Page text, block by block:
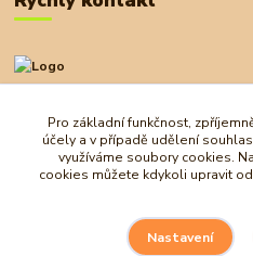
+420 727 972 830
Pro základní funkčnost,
účely a v případě udělení
využíváme soubory cookies.
cookies můžete kdykoli upravit
Nastavení